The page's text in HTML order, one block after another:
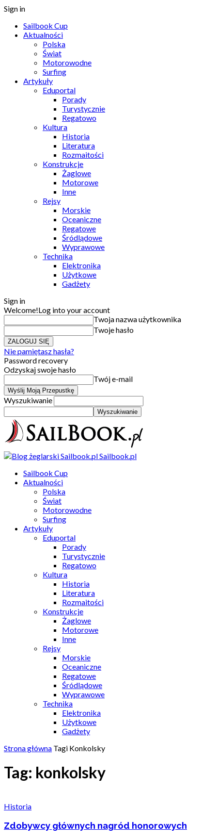
Sign in
Sailbook Cup
Aktualności
Polska
Świat
Motorowodne
Surfing
Artykuły
Eduportal
Porady
Turystycznie
Regatowo
Kultura
Historia
Literatura
Rozmaitości
Konstrukcje
Żaglowe
Motorowe
Inne
Rejsy
Morskie
Oceaniczne
Regatowe
Śródlądowe
Wyprawowe
Technika
Elektronika
Użytkowe
Gadżety
Sign in
Welcome!Log into your account
Twoja nazwa użytkownika
Twoje hasło
Nie pamiętasz hasła?
Password recovery
Odzyskaj swoje hasło
Twój e-mail
Wyszukiwanie
Sailbook.pl
Sailbook Cup
Aktualności
Polska
Świat
Motorowodne
Surfing
Artykuły
Eduportal
Porady
Turystycznie
Regatowo
Kultura
Historia
Literatura
Rozmaitości
Konstrukcje
Żaglowe
Motorowe
Inne
Rejsy
Morskie
Oceaniczne
Regatowe
Śródlądowe
Wyprawowe
Technika
Elektronika
Użytkowe
Gadżety
Strona główna Tagi Konkolsky
Tag: konkolsky
Historia
Zdobywcy głównych nagród honorowych